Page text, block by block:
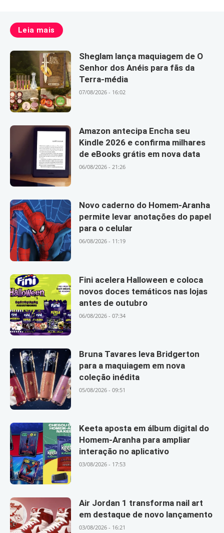
Leia mais
Sheglam lança maquiagem de O
Senhor dos Anéis para fãs da
Terra-média
07/08/2026 - 16:02
Amazon antecipa Encha seu
Kindle 2026 e confirma milhares
de eBooks grátis em nova data
06/08/2026 - 21:26
Novo caderno do Homem-Aranha
permite levar anotações do papel
para o celular
06/08/2026 - 11:19
Fini acelera Halloween e coloca
novos doces temáticos nas lojas
antes de outubro
06/08/2026 - 07:34
Bruna Tavares leva Bridgerton
para a maquiagem em nova
coleção inédita
05/08/2026 - 09:51
Keeta aposta em álbum digital do
Homem-Aranha para ampliar
interação no aplicativo
03/08/2026 - 17:53
Air Jordan 1 transforma nail art
em destaque de novo lançamento
03/08/2026 - 16:21